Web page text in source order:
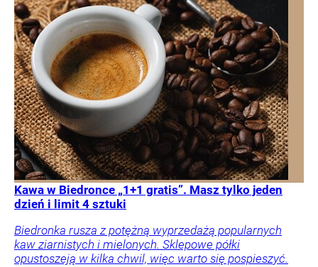
Kawa w Biedronce „1+1 gratis”. Masz tylko jeden
dzień i limit 4 sztuki
Biedronka rusza z potężną wyprzedażą popularnych
kaw ziarnistych i mielonych. Sklepowe półki
opustoszeją w kilka chwil, więc warto się pospieszyć.